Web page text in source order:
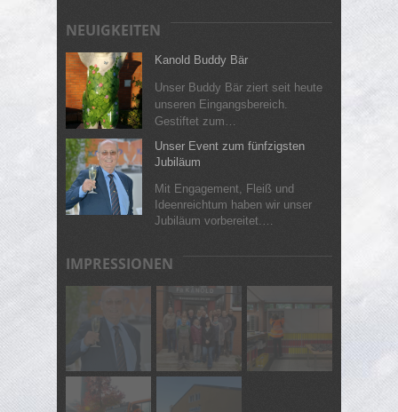
NEUIGKEITEN
Kanold Buddy Bär
Unser Buddy Bär ziert seit heute
unseren Eingangsbereich.
Gestiftet zum…
Unser Event zum fünfzigsten
Jubiläum
Mit Engagement, Fleiß und
Ideenreichtum haben wir unser
Jubiläum vorbereitet.…
IMPRESSIONEN